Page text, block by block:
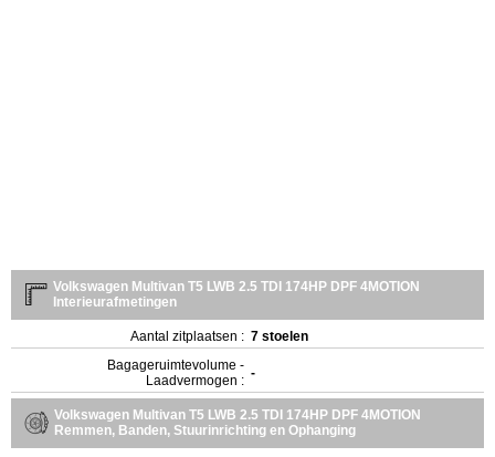
Volkswagen Multivan T5 LWB 2.5 TDI 174HP DPF 4MOTION
Interieurafmetingen
Aantal zitplaatsen : 7 stoelen
Bagageruimtevolume -
Laadvermogen : -
Volkswagen Multivan T5 LWB 2.5 TDI 174HP DPF 4MOTION
Remmen, Banden, Stuurinrichting en Ophanging